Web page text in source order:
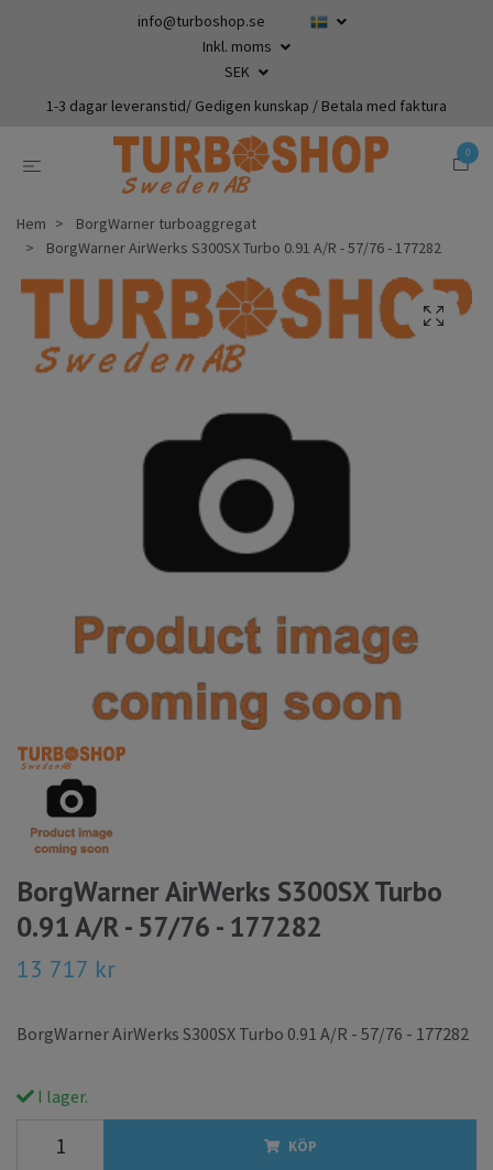
info@turboshop.se
Inkl. moms
SEK
1-3 dagar leveranstid/ Gedigen kunskap / Betala med faktura
0
Hem
BorgWarner turboaggregat
BorgWarner AirWerks S300SX Turbo 0.91 A/R - 57/76 - 177282
BorgWarner AirWerks S300SX Turbo
0.91 A/R - 57/76 - 177282
13 717 kr
BorgWarner AirWerks S300SX Turbo 0.91 A/R - 57/76 - 177282
I lager.
KÖP